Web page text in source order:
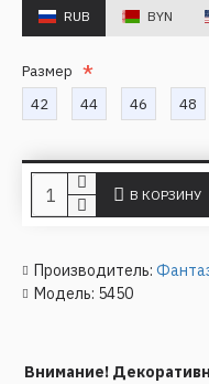
Производитель:
Модель: 5450
RUB BYN
Размер
42
44 46 48
В КОРЗИНУ
Внимание!